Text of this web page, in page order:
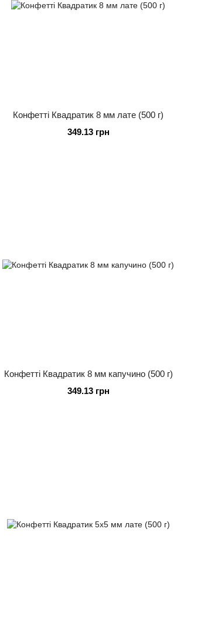
Конфетті Квадратик 8 мм лате (500 г)
349.13 грн
Конфетті Квадратик 8 мм капучино (500 г)
349.13 грн